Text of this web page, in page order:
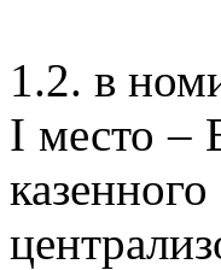
1.2. в
I место –